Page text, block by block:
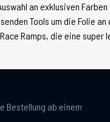
an exklusiven
Tools um die Folie
Ramps, die eine
Bestellung ab einem